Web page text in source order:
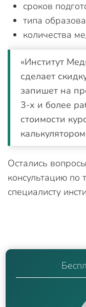
сроков
типа
количества
«Институт
сделает
запишет на
3-х и более
стоимости
Остались
консультацию по
специалисту